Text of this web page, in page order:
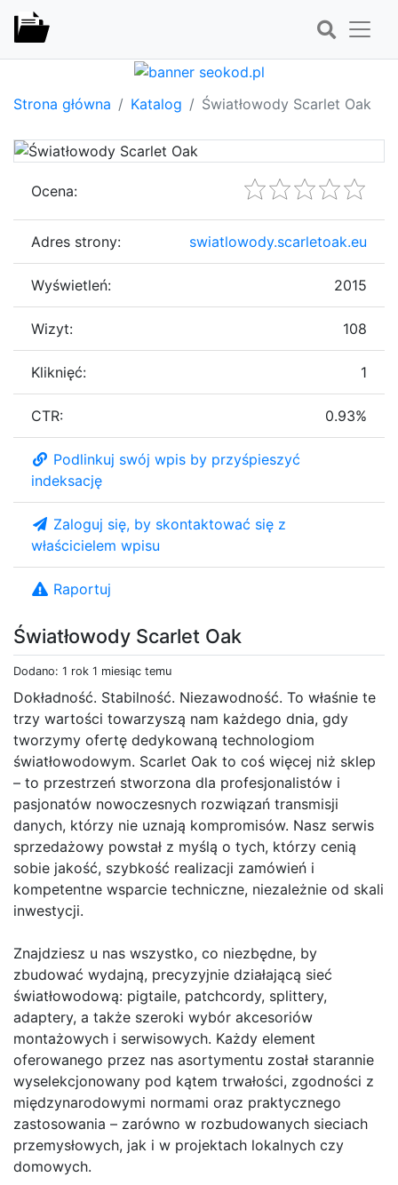
Strona główna Katalog Światłowody Scarlet Oak
Światłowody Scarlet Oak
Dodano: 1 rok 1 miesiąc temu
Dokładność. Stabilność. Niezawodność. To właśnie te
trzy wartości towarzyszą nam każdego dnia, gdy
tworzymy ofertę dedykowaną technologiom
światłowodowym. Scarlet Oak to coś więcej niż sklep
– to przestrzeń stworzona dla profesjonalistów i
pasjonatów nowoczesnych rozwiązań transmisji
danych, którzy nie uznają kompromisów. Nasz serwis
sprzedażowy powstał z myślą o tych, którzy cenią
sobie jakość, szybkość realizacji zamówień i
kompetentne wsparcie techniczne, niezależnie od skali
inwestycji.
Znajdziesz u nas wszystko, co niezbędne, by
zbudować wydajną, precyzyjnie działającą sieć
światłowodową: pigtaile, patchcordy, splittery,
adaptery, a także szeroki wybór akcesoriów
montażowych i serwisowych. Każdy element
oferowanego przez nas asortymentu został starannie
wyselekcjonowany pod kątem trwałości, zgodności z
międzynarodowymi normami oraz praktycznego
zastosowania – zarówno w rozbudowanych sieciach
przemysłowych, jak i w projektach lokalnych czy
domowych.
Ocena:
Adres strony: swiatlowody.scarletoak.eu
Wyświetleń: 2015
Wizyt: 108
Kliknięć: 1
CTR: 0.93%
Podlinkuj swój wpis by przyśpieszyć
indeksację
Zaloguj się, by skontaktować się z
właścicielem wpisu
Raportuj